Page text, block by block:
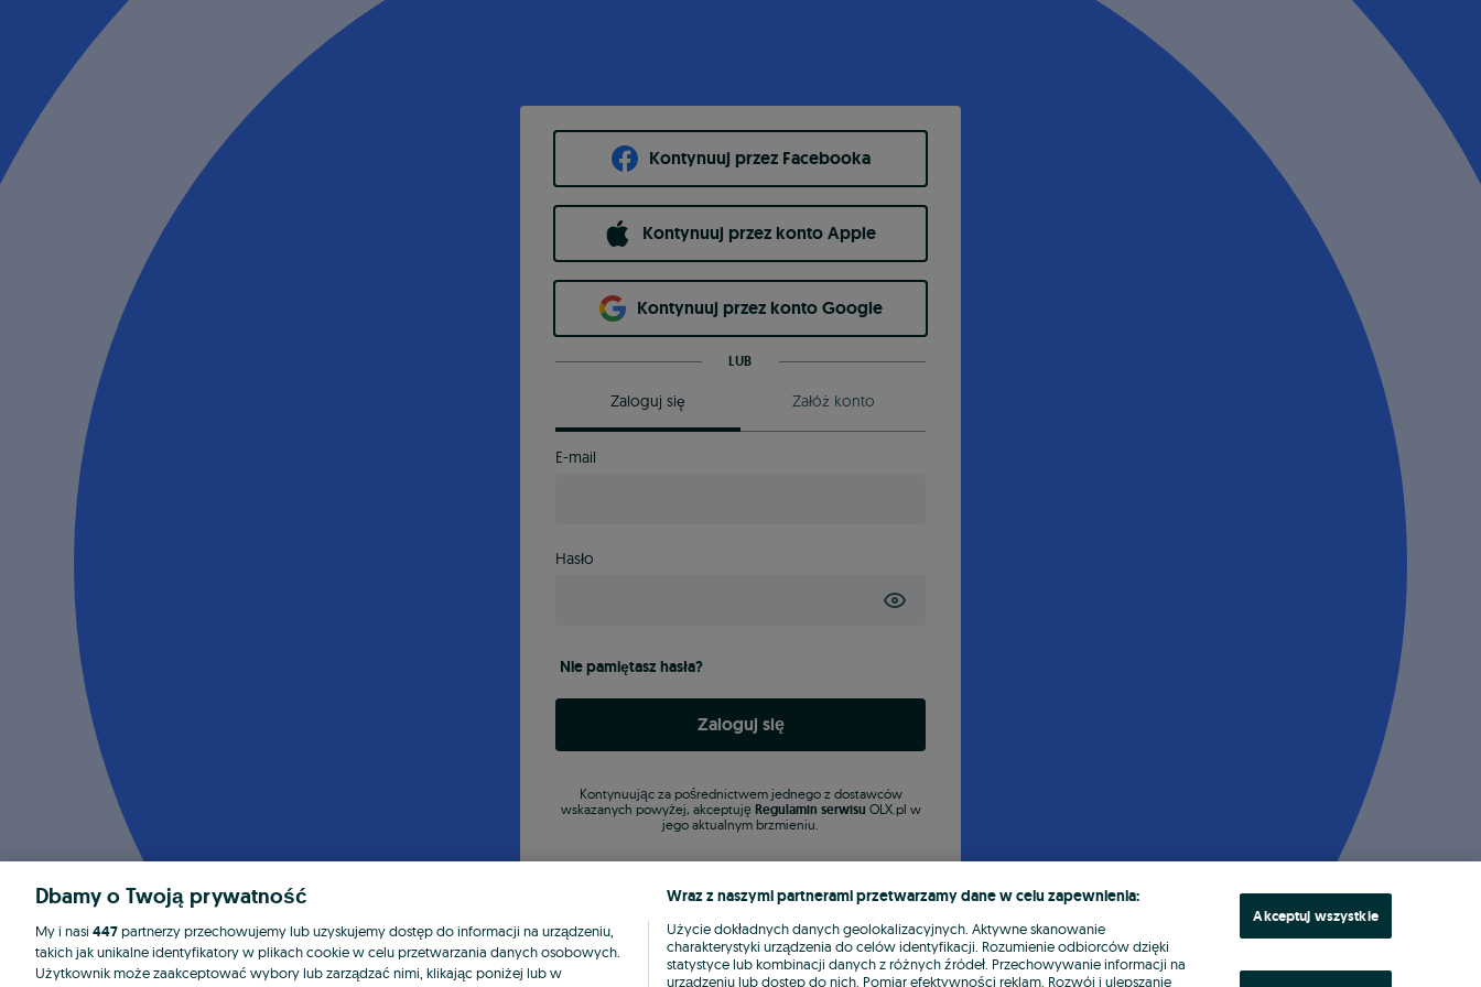
Kontynuuj przez Facebooka
Kontynuuj przez konto Apple
Kontynuuj przez konto Google
LUB
Zaloguj się Załóż konto
E-mail
Hasło
Nie pamiętasz hasła?
Zaloguj się
Kontynuując za pośrednictwem jednego z dostawców
wskazanych powyżej, akceptuję Regulamin serwisu OLX.pl w
jego aktualnym brzmieniu.
Dbamy o Twoją prywatność
My i nasi 447partnerzy przechowujemy lub uzyskujemy dostęp do informacji na urządzeniu,
takich jak unikalne identyfikatory w plikach cookie w celu przetwarzania danych osobowych.
Użytkownik może zaakceptować wybory lub zarządzać nimi, klikając poniżej lub w
Wraz z naszymi partnerami przetwarzamy dane w celu zapewnienia:
Użycie dokładnych danych geolokalizacyjnych. Aktywne skanowanie
charakterystyki urządzenia do celów identyfikacji. Rozumienie odbiorców dzięki
statystyce lub kombinacji danych z różnych źródeł. Przechowywanie informacji na
urządzeniu lub dostęp do nich. Pomiar efektywności reklam. Rozwój i ulepszanie
Akceptuj wszystkie